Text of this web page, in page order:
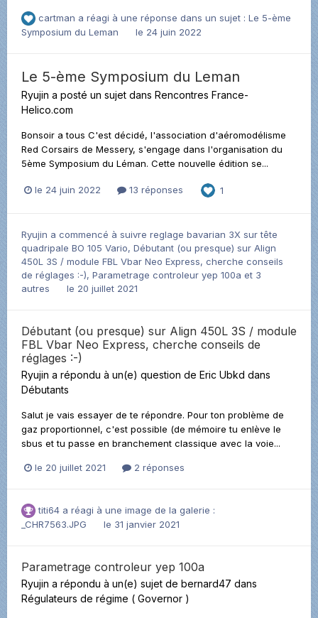
cartman a réagi à une réponse dans un sujet : Le 5-ème
Symposium du Leman
le 24 juin 2022
Le 5-ème Symposium du Leman
Ryujin a posté un sujet dans Rencontres France-
Helico.com
Bonsoir a tous C'est décidé, l'association d'aéromodélisme
Red Corsairs de Messery, s'engage dans l'organisation du
5ème Symposium du Léman. Cette nouvelle édition se...
le 24 juin 2022 13 réponses 1
Ryujin a commencé à suivre reglage bavarian 3X sur tête
quadripale BO 105 Vario, Débutant (ou presque) sur Align
450L 3S / module FBL Vbar Neo Express, cherche conseils
de réglages :-), Parametrage controleur yep 100a et 3
autres
le 20 juillet 2021
Débutant (ou presque) sur Align 450L 3S / module
FBL Vbar Neo Express, cherche conseils de
réglages :-)
Ryujin a répondu à un(e) question de Eric Ubkd dans
Débutants
Salut je vais essayer de te répondre. Pour ton problème de
gaz proportionnel, c'est possible (de mémoire tu enlève le
sbus et tu passe en branchement classique avec la voie...
le 20 juillet 2021 2 réponses
titi64 a réagi à une image de la galerie :
_CHR7563.JPG
le 31 janvier 2021
Parametrage controleur yep 100a
Ryujin a répondu à un(e) sujet de bernard47 dans
Régulateurs de régime ( Governor )